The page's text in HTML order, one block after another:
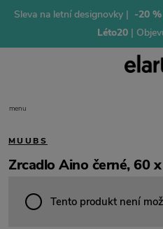
Sleva na letní designovky | -20 %
Léto20 |
menu
MUUBS
Zrcadlo Aino černé, 60
Tento produkt není